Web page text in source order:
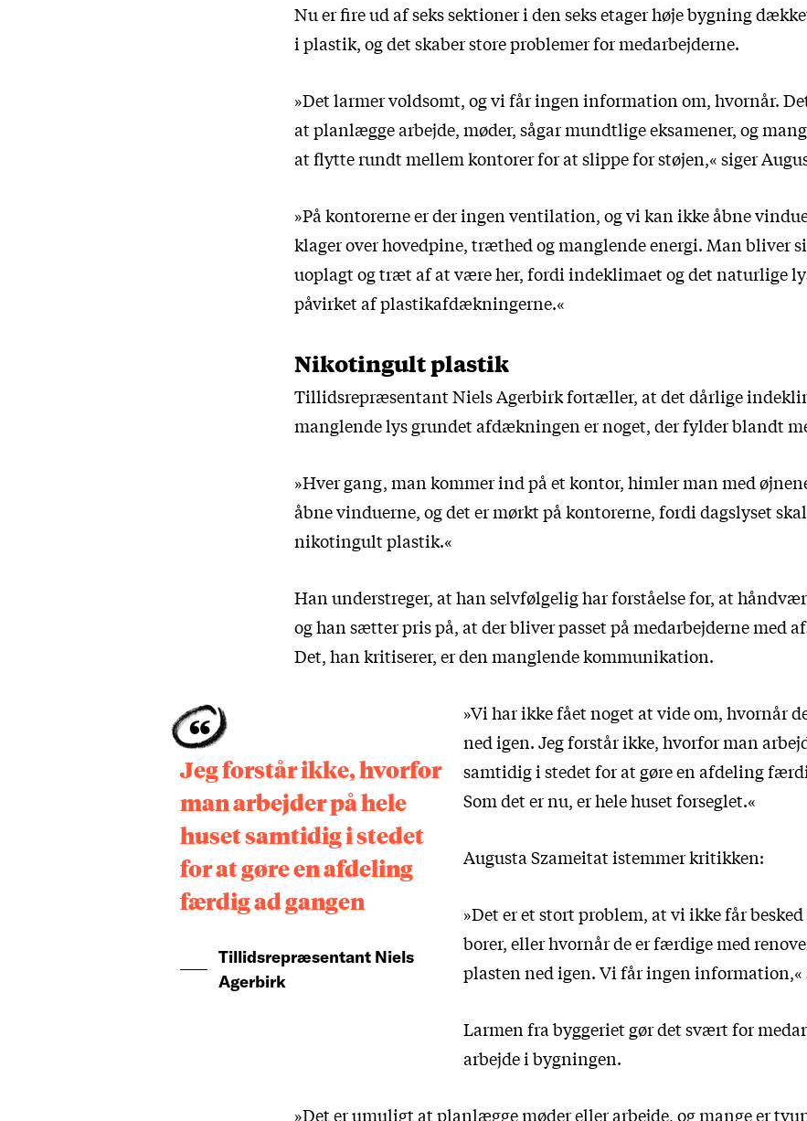
Nu er fire ud af seks sektioner i den seks etager høje bygning
i plastik, og det skaber store problemer for medarbejderne.
»Det larmer voldsomt, og vi får ingen information om, hvornår.
at planlægge arbejde, møder, sågar mundtlige eksamener, og
at flytte rundt mellem kontorer for at slippe for støjen,« siger
»På kontorerne er der ingen ventilation, og vi kan ikke åbne
klager over hovedpine, træthed og manglende energi. Man bliver
uoplagt og træt af at være her, fordi indeklimaet og det naturlige
påvirket af plastikafdækningerne.«
Nikotingult plastik
Tillidsrepræsentant Niels Agerbirk fortæller, at det dårlige
manglende lys grundet afdækningen er noget, der fylder blandt
»Hver gang, man kommer ind på et kontor, himler man med
åbne vinduerne, og det er mørkt på kontorerne, fordi dagslyset
nikotingult plastik.«
Han understreger, at han selvfølgelig har forståelse for, at
og han sætter pris på, at der bliver passet på medarbejderne med
Det, han kritiserer, er den manglende kommunikation.
Jeg forstår ikke, hvorfor
man arbejder på hele
huset samtidig i stedet
for at gøre en afdeling
færdig ad gangen
Tillidsrepræsentant Niels
Agerbirk
»Vi har ikke fået noget at vide om, hvornår
ned igen. Jeg forstår ikke, hvorfor man
samtidig i stedet for at gøre en afdeling
Som det er nu, er hele huset forseglet.«
Augusta Szameitat istemmer kritikken:
»Det er et stort problem, at vi ikke får
borer, eller hvornår de er færdige med
plasten ned igen. Vi får ingen information,«
Larmen fra byggeriet gør det svært for
arbejde i bygningen.
»Det er umuligt at planlægge møder eller arbejde, og mange er